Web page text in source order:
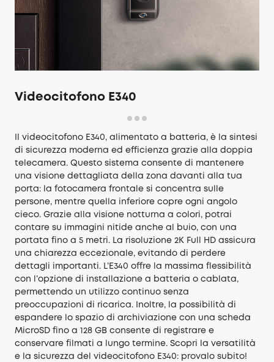
Videocitofono E340
videocitofono E340, alimentato a batteria, è la sintesi
di sicurezza moderna ed efficienza grazie alla doppia
telecamera. Questo sistema consente di mantenere
una visione dettagliata della zona davanti alla tua
porta: la fotocamera frontale si concentra sulle
persone, mentre quella inferiore copre ogni angolo
cieco. Grazie alla visione notturna a colori, potrai
contare su immagini nitide anche al buio, con una
portata fino a 5 metri. La risoluzione 2K Full HD assicura
una chiarezza eccezionale, evitando di perdere
dettagli importanti. L’E340 offre la massima flessibilità
con l’opzione di installazione a batteria o cablata,
permettendo un utilizzo continuo senza
preoccupazioni di ricarica. Inoltre, la possibilità di
espandere lo spazio di archiviazione con una scheda
MicroSD fino a 128 GB consente di registrare e
conservare filmati a lungo termine. Scopri la versatilità
e la sicurezza del videocitofono E340: provalo subito!